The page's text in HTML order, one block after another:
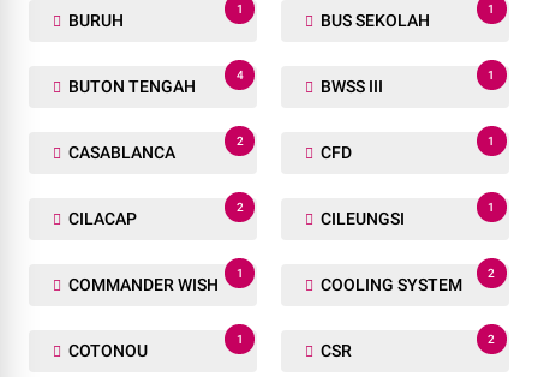
BURUH
1
BUS SEKOLAH
1
BUTON TENGAH
4
BWSS III
1
CASABLANCA
2
CFD
1
CILACAP
2
CILEUNGSI
1
COMMANDER WISH
1
COOLING SYSTEM
2
COTONOU
1
CSR
2